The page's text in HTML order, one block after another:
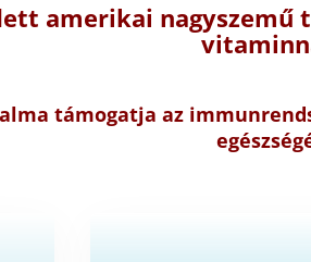
amerikai
támogatja az